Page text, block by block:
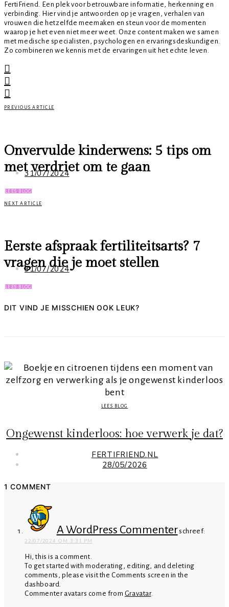
FertiFriend. Een plek voor betrouwbare informatie, herkenning en
verbinding. Hier vind je antwoorden op je vragen, verhalen van
vrouwen die hetzelfde meemaken en steun voor de momenten
waarop je het even niet meer weet. Onze content maken we samen
met medische specialisten, psychologen en ervaringsdeskundigen.
Zo combineren we kennis met de ervaringen uit het echte leven.
PREVIOUS ARTICLE
Onvervulde kinderwens: 5 tips om
met verdriet om te gaan
31/07/2024
LEES BLOG
NEXT ARTICLE
Eerste afspraak fertiliteitsarts? 7
vragen die je moet stellen
31/07/2024
LEES BLOG
DIT VIND JE MISSCHIEN OOK LEUK?
LEES BLOG
Ongewenst kinderloos: hoe verwerk je dat?
FERTIFRIEND.NL
28/05/2026
1 COMMENT
A WordPress Commenterschreef:
22/07/2024 OM 3:31 PM
Hi, this is a comment.
To get started with moderating, editing, and deleting
comments, please visit the Comments screen in the
dashboard.
Commenter avatars come from Gravatar.